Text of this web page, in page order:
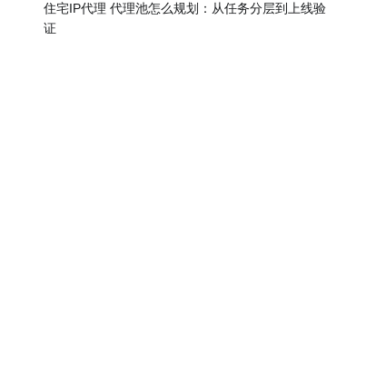
住宅IP代理 代理池怎么规划：从任务分层到上线验
证